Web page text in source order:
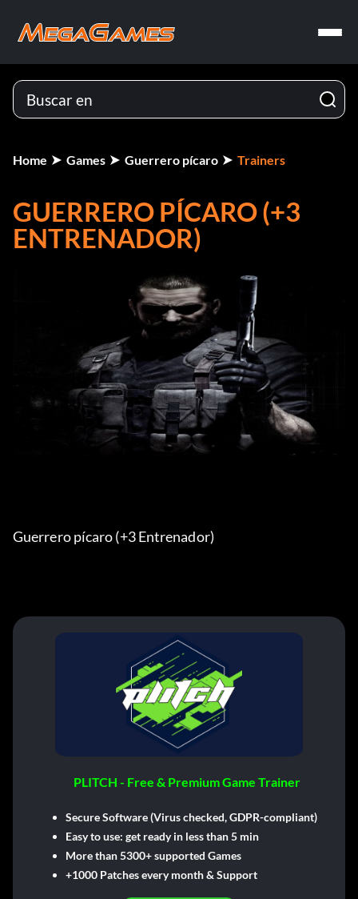
Home Games Guerrero pícaro Trainers
GUERRERO PÍCARO (+3
ENTRENADOR)
Guerrero pícaro (+3 Entrenador)
PLITCH - Free & Premium Game Trainer
Secure Software (Virus checked, GDPR-compliant)
Easy to use: get ready in less than 5 min
More than 5300+ supported Games
+1000 Patches every month & Support